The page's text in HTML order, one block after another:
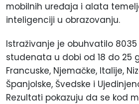
mobilnih uređaja i alata
inteligenciji u obrazovanju.
Istraživanje je obuhvatilo
studenata u dobi od 18 do 25
Francuske, Njemačke, Italije,
Španjolske, Švedske i
Rezultati pokazuju da se kod